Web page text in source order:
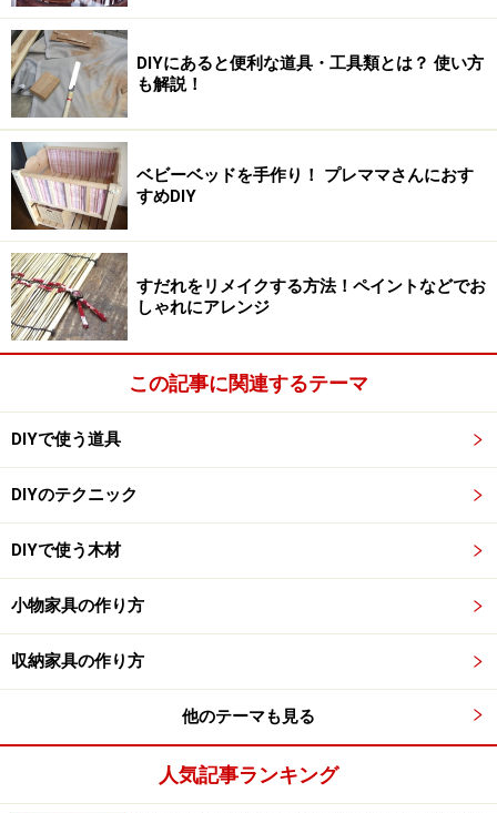
木材の塗装：DIY初心者は「ステイン＋ニ
ス」がおすすめ
木材の塗装は、屋内か屋外で使うのかで塗料が変わって
きます。屋外用の塗料は防腐剤のほか、防カビや防虫効
果のある屋外用ステインや、ドアや外板に塗装する屋外
用ニスなどがあります。
屋内用の塗料には、木目が見える仕上げになるニスやオ
イル、ステイン、色が豊富で木目を塗りつぶす仕上げに
なる一般塗料があります。木目の雰囲気をあまり変えず
に透明（クリア）な塗装をしたい場合は、ニスやオイル
を塗装しましょう。ニスは木材の表面に塗膜を作る塗料
で光沢を出すことが出来ます。ツヤがないタイプのニス
もあります。オイルは木材に浸透し内部で保護膜を作る
濃い目の茶色のウォルナット
ステインは木部に染み込んで色を付ける着色剤で、木目
を活かした仕上がりになります。色は「メープル」「ウ
ニスを塗り重ねます。
DIYにあると便利な道具・工具類とは？ 使い方
も解説！
ベビーベッドを手作り！ プレママさんにおす
すめDIY
すだれをリメイクする方法！ペイントなどでお
しゃれにアレンジ
この記事に関連するテーマ
DIYで使う道具
DIYのテクニック
DIYで使う木材
小物家具の作り方
収納家具の作り方
他のテーマも見る
人気記事ランキング